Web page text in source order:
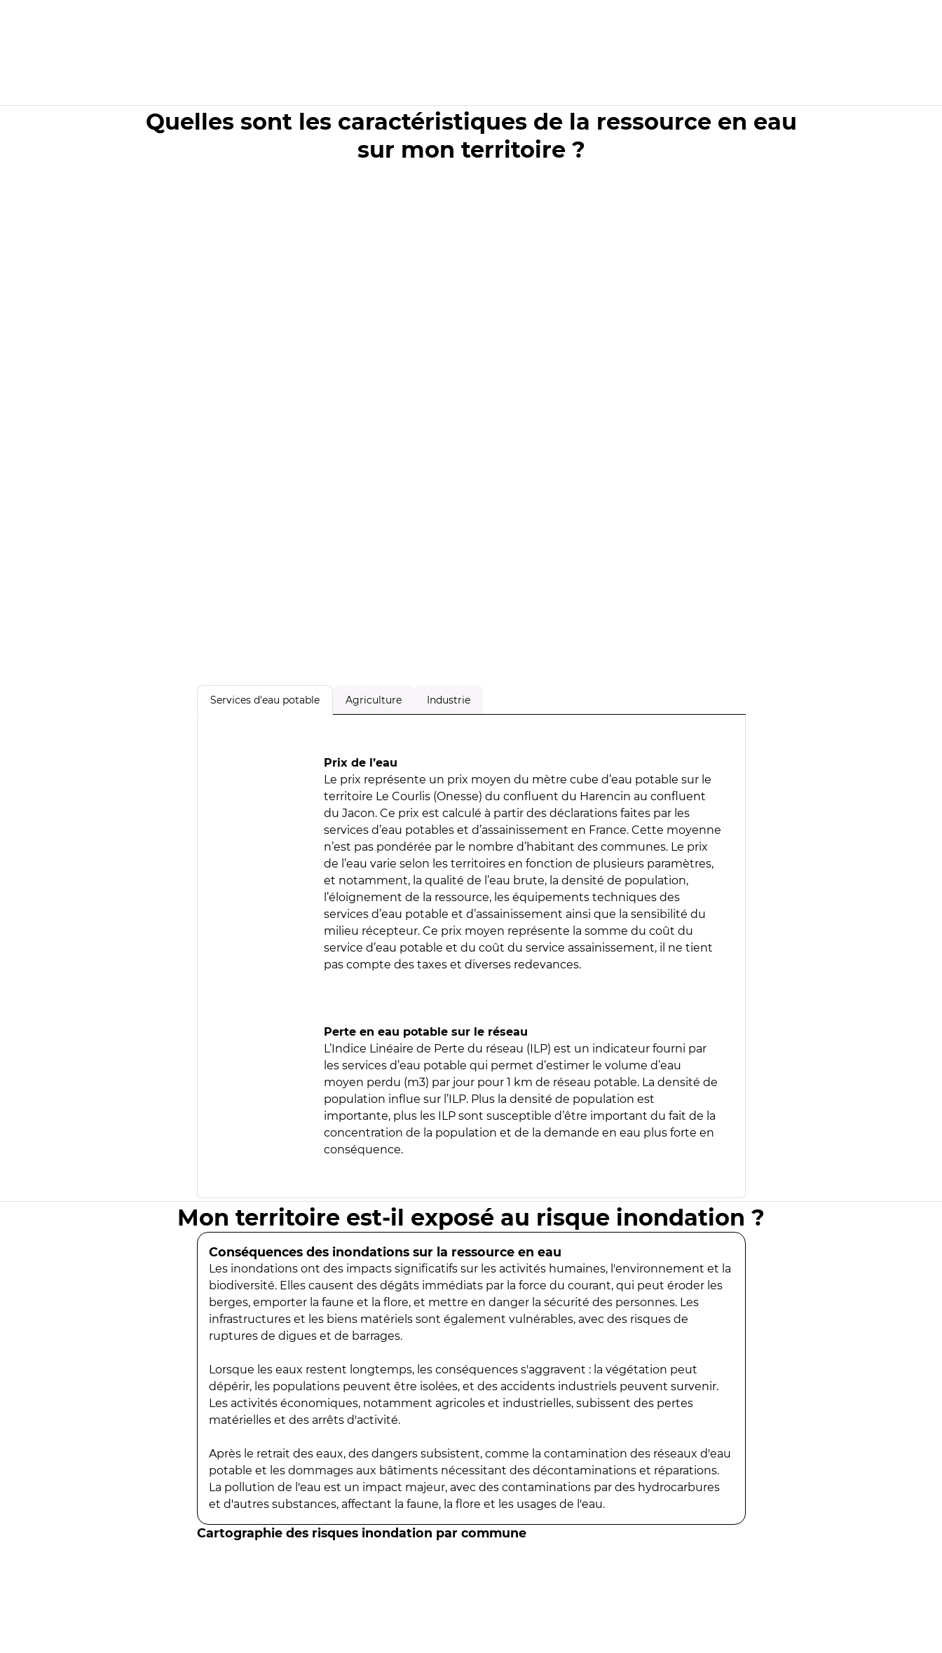
Quelles sont les caractéristiques de la ressource en eau
sur mon territoire ?
Services d'eau potable Agriculture Industrie
Prix de l’eau
Le prix représente un prix moyen du mètre cube d’eau potable sur le
territoire Le Courlis (Onesse) du confluent du Harencin au confluent
du Jacon. Ce prix est calculé à partir des déclarations faites par les
services d’eau potables et d’assainissement en France. Cette moyenne
n’est pas pondérée par le nombre d’habitant des communes. Le prix
de l’eau varie selon les territoires en fonction de plusieurs paramètres,
et notamment, la qualité de l’eau brute, la densité de population,
l’éloignement de la ressource, les équipements techniques des
services d’eau potable et d’assainissement ainsi que la sensibilité du
milieu récepteur. Ce prix moyen représente la somme du coût du
service d’eau potable et du coût du service assainissement, il ne tient
pas compte des taxes et diverses redevances.
Perte en eau potable sur le réseau
L’Indice Linéaire de Perte du réseau (ILP) est un indicateur fourni par
les services d’eau potable qui permet d’estimer le volume d’eau
moyen perdu (m3) par jour pour 1 km de réseau potable. La densité de
population influe sur l’ILP. Plus la densité de population est
importante, plus les ILP sont susceptible d’être important du fait de la
concentration de la population et de la demande en eau plus forte en
conséquence.
Mon territoire est-il exposé au risque inondation ?
Conséquences des inondations sur la ressource en eau
Les inondations ont des impacts significatifs sur les activités humaines, l'environnement et la
biodiversité. Elles causent des dégâts immédiats par la force du courant, qui peut éroder les
berges, emporter la faune et la flore, et mettre en danger la sécurité des personnes. Les
infrastructures et les biens matériels sont également vulnérables, avec des risques de
ruptures de digues et de barrages.
Lorsque les eaux restent longtemps, les conséquences s'aggravent : la végétation peut
dépérir, les populations peuvent être isolées, et des accidents industriels peuvent survenir.
Les activités économiques, notamment agricoles et industrielles, subissent des pertes
matérielles et des arrêts d'activité.
Après le retrait des eaux, des dangers subsistent, comme la contamination des réseaux d'eau
potable et les dommages aux bâtiments nécessitant des décontaminations et réparations.
La pollution de l'eau est un impact majeur, avec des contaminations par des hydrocarbures
et d'autres substances, affectant la faune, la flore et les usages de l'eau.
Cartographie des risques inondation par commune